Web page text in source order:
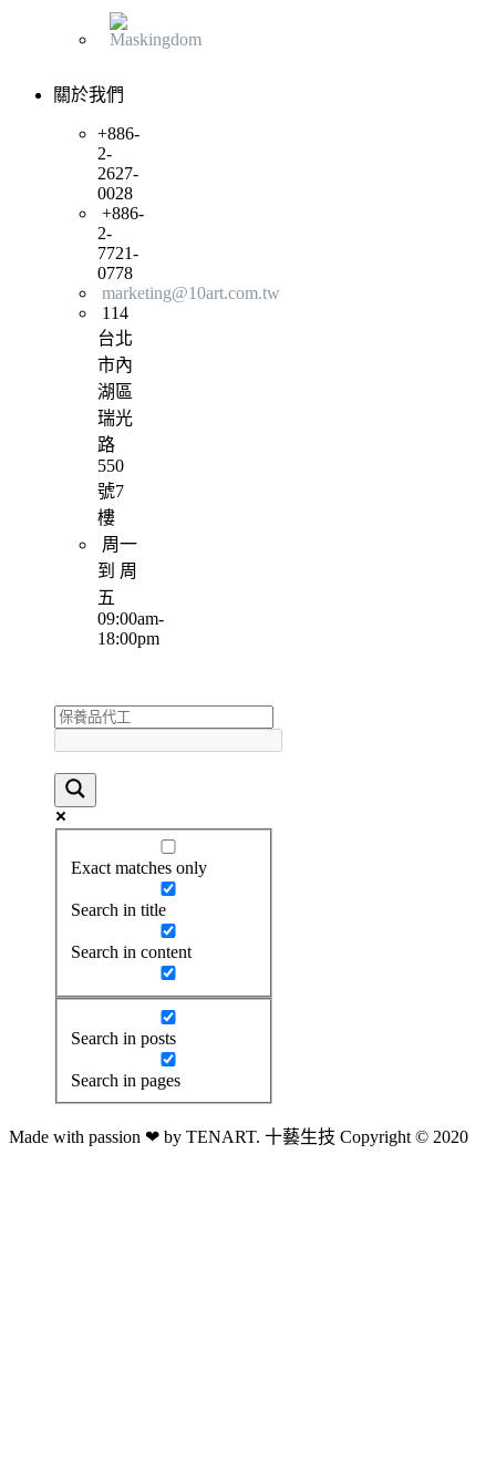
關於我們
+886-
2-
2627-
0028
+886-
2-
7721-
0778
marketing@10art.com.tw
114
台北
市內
湖區
瑞光
路
550
號7
樓
周一
到 周
五
09:00am-
18:00pm
Exact matches only
Search in title
Search in content
Search in posts
Search in pages
Made with passion ❤ by TENART. 十藝生技 Copyright © 2020